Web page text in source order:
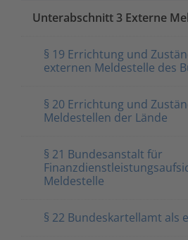
Unterabschnitt 3 Externe
§ 19 Errichtung und
externen Meldestelle des
§ 20 Errichtung und
Meldestellen der Lände
§ 21 Bundesanstalt für
Meldestelle
§ 22 Bundeskartellamt als